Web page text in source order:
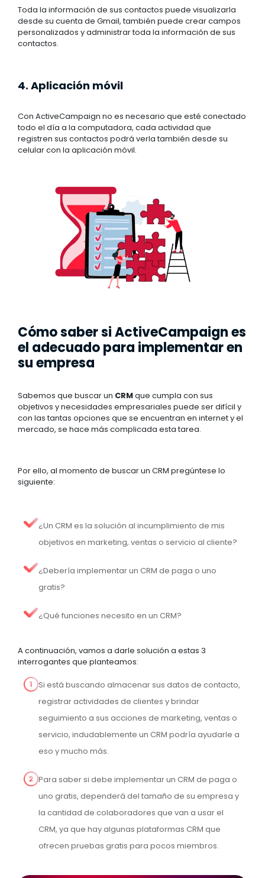
Toda la información de sus contactos puede visualizarla
desde su cuenta de Gmail, también puede crear campos
personalizados y administrar toda la información de sus
contactos.
4. Aplicación móvil
Con ActiveCampaign no es necesario que esté conectado
todo el día a la computadora, cada actividad que
registren sus contactos podrá verla también desde su
celular con la aplicación móvil.
Cómo saber si ActiveCampaign es
el adecuado para implementar en
su empresa
Sabemos que buscar un CRMque cumpla con sus
objetivos y necesidades empresariales puede ser difícil y
con las tantas opciones que se encuentran en internet y el
mercado, se hace más complicada esta tarea.
Por ello, al momento de buscar un CRM pregúntese lo
siguiente:
¿Un CRM es la solución al incumplimiento de mis
objetivos en marketing, ventas o servicio al cliente?
¿Debería implementar un CRM de paga o uno
gratis?
¿Qué funciones necesito en un CRM?
A continuación, vamos a darle solución a estas 3
interrogantes que planteamos:
Si está buscando almacenar sus datos de contacto,
registrar actividades de clientes y brindar
seguimiento a sus acciones de marketing, ventas o
servicio, indudablemente un CRM podría ayudarle a
eso y mucho más.
Para saber si debe implementar un CRM de paga o
uno gratis, dependerá del tamaño de su empresa y
la cantidad de colaboradores que van a usar el
CRM, ya que hay algunas plataformas CRM que
ofrecen pruebas gratis para pocos miembros.